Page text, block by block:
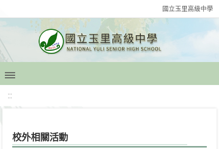
國立玉里高級中學
:::
校外相關活動